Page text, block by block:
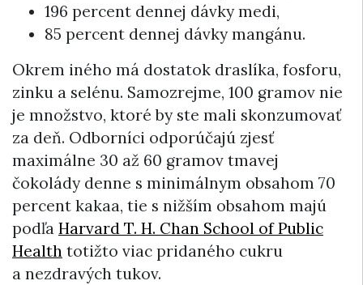
196 percent dennej dávky medi,
85 percent dennej dávky mangánu.
Okrem iného má dostatok draslíka, fosforu,
zinku a selénu. Samozrejme, 100 gramov nie
je množstvo, ktoré by ste mali skonzumovať
za deň. Odborníci odporúčajú zjesť
maximálne 30 až 60 gramov tmavej
čokolády denne s minimálnym obsahom 70
percent kakaa, tie s nižším obsahom majú
podľa Harvard T. H. Chan School of Public
Health totižto viac pridaného cukru
a nezdravých tukov.